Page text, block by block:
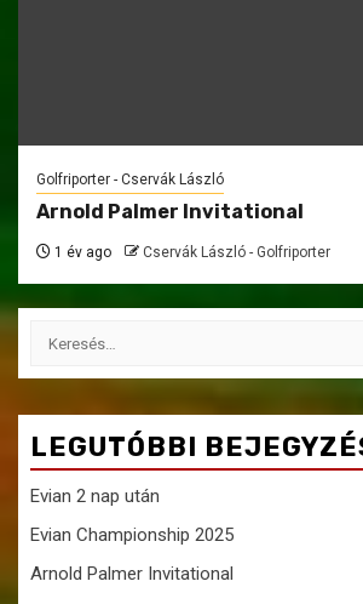
Golfriporter - Cservák László
Arnold Palmer Invitational
1 év ago Cservák László - Golfriporter
Keresés:
LEGUTÓBBI
Evian 2 nap után
Evian Championship 2025
Arnold Palmer Invitational